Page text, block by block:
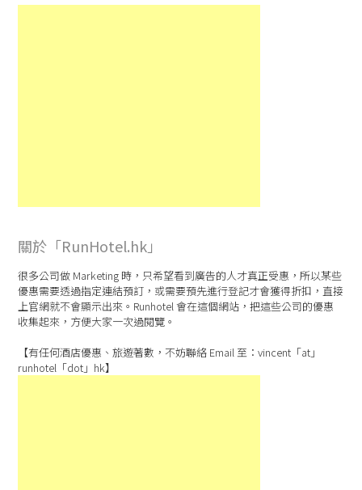
關於「RunHotel.hk」
很多公司做 Marketing 時，只希望看到廣告的人才真正受惠，所以某些
優惠需要透過指定連結預訂，或需要預先進行登記才會獲得折扣，直接
上官網就不會顯示出來。Runhotel 會在這個網站，把這些公司的優惠
收集起來，方便大家一次過閱覽。
【有任何酒店優惠、旅遊著數，不妨聯絡 Email 至：vincent「at」
runhotel「dot」hk】